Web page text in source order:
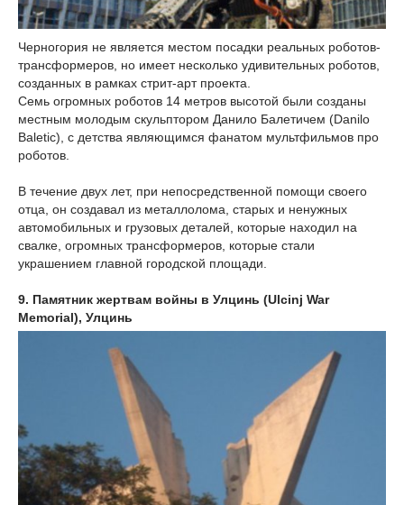
Черногория не является местом посадки реальных роботов-
трансформеров, но имеет несколько удивительных роботов,
созданных в рамках стрит-арт проекта.
Семь огромных роботов 14 метров высотой были созданы
местным молодым скульптором Данило Балетичем (Danilo
Baletic), с детства являющимся фанатом мультфильмов про
роботов.
В течение двух лет, при непосредственной помощи своего
отца, он создавал из металлолома, старых и ненужных
автомобильных и грузовых деталей, которые находил на
свалке, огромных трансформеров, которые стали
украшением главной городской площади.
9. Памятник жертвам войны в Улцинь (Ulcinj War
Memorial), Улцинь